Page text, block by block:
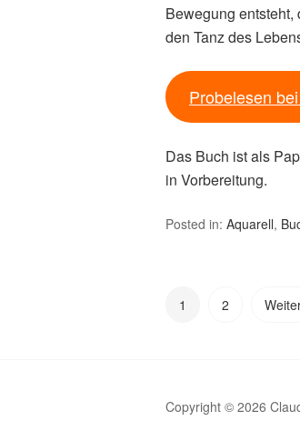
Bewegung
den Tanz des
Probelesen
Das Buch ist als
in Vorbereitung.
Posted in: Aquarell,
1 2
Copyright © 2026